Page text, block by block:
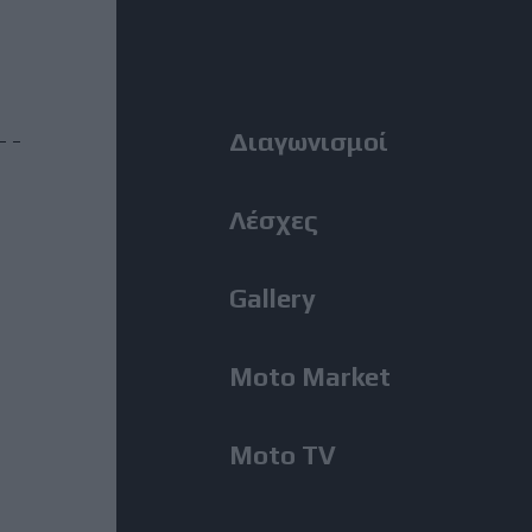
31 Ιούλιος, 2026
ακούμε, μόλις εμφανίστηκε για
Romaniacs, 2η Μέρα: Νίκη
Κουζή και αποτελέσματα ανά
άλλοι Έλληνες [Photos]
Διαγωνισμοί
Λέσχες
Gallery
Moto Market
Moto TV